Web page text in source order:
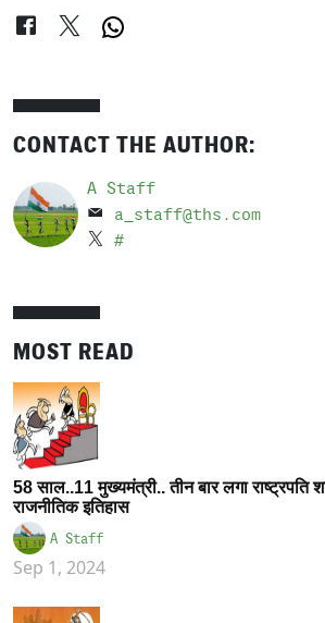
CONTACT THE AUTHOR:
A Staff
a_staff@ths.com
#
MOST READ
58 साल..11 मुख्यमंत्री.. तीन बार लगा राष्ट्रपति
राजनीतिक इतिहास
A Staff
Sep 1, 2024